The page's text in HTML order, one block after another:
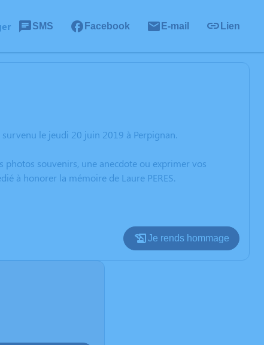
SMS Facebook E-mail Lien
survenu le jeudi 20 juin 2019 à Perpignan.
photos souvenirs, une anecdote ou exprimer vos
à honorer la mémoire de Laure PERES.
Je rends hommage